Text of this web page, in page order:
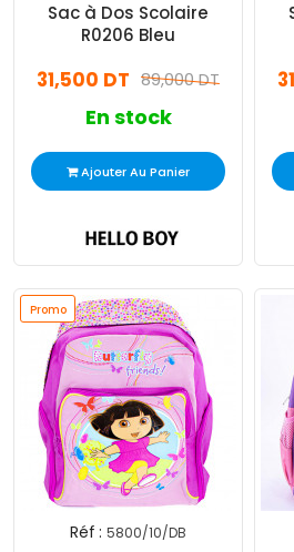
Sac à Dos Scolaire
R0206 Bleu
89,000 DT
31,500 DT
En stock
Ajouter Au Panier
Promo
Réf : 5800/10/DB